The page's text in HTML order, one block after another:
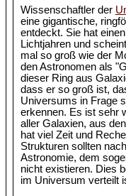
Wissenschaftler der
eine gigantische,
entdeckt. Sie hat
Lichtjahren und
mal so groß wie der
den Astronomen als
dieser Ring aus
dass er so groß ist,
Universums in Frage
erkennen. Es ist sehr
aller Galaxien, aus
hat viel Zeit und
Strukturen sollten
Astronomie, dem
nicht existieren. Dies
im Universum verteilt